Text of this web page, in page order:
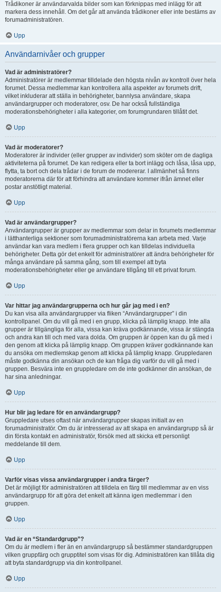
Trådikoner är användarvalda bilder som kan förknippas med inlägg för att
markera dess innehåll. Om det går att använda trådikoner eller inte bestäms av
forumadministratören.
Upp
Användarnivåer och grupper
Vad är administratörer?
Administratörer är medlemmar tilldelade den högsta nivån av kontroll över hela
forumet. Dessa medlemmar kan kontrollera alla aspekter av forumets drift,
vilket inkluderar att ställa in behörigheter, bannlysa användare, skapa
användargrupper och moderatorer, osv. De har också fullständiga
moderationsbehörigheter i alla kategorier, om forumgrundaren tillåtit det.
Upp
Vad är moderatorer?
Moderatorer är individer (eller grupper av individer) som sköter om de dagliga
aktiviteterna på forumet. De kan redigera eller ta bort inlägg och låsa, låsa upp,
flytta, ta bort och dela trådar i de forum de modererar. I allmänhet så finns
moderatorerna där för att förhindra att användare kommer ifrån ämnet eller
postar anstötligt material.
Upp
Vad är användargrupper?
Användargrupper är grupper av medlemmar som delar in forumets medlemmar
i lätthanterliga sektioner som forumadministratörerna kan arbeta med. Varje
användar kan vara medlem i flera grupper och kan tilldelas individuella
behörigheter. Detta gör det enkelt för administratörer att ändra behörigheter för
många användare på samma gång, som till exempel att byta
moderationsbehörigheter eller ge användare tillgång till ett privat forum.
Upp
Var hittar jag användargrupperna och hur går jag med i en?
Du kan visa alla användargrupper via fliken “Användargrupper” i din
kontrollpanel. Om du vill gå med i en grupp, klicka på lämplig knapp. Inte alla
grupper är tillgängliga för alla, vissa kan kräva godkännande, vissa är stängda
och andra kan till och med vara dolda. Om gruppen är öppen kan du gå med i
den genom att klicka på lämplig knapp. Om gruppen kräver godkännande kan
du ansöka om medlemskap genom att klicka på lämplig knapp. Gruppledaren
måste godkänna din ansökan och de kan fråga dig varför du vill gå med i
gruppen. Besvära inte en gruppledare om de inte godkänner din ansökan, de
har sina anledningar.
Upp
Hur blir jag ledare för en användargrupp?
Gruppledare utses oftast när användargrupper skapas initialt av en
forumadministratör. Om du är intresserad av att skapa en användargrupp så är
din första kontakt en administratör, försök med att skicka ett personligt
meddelande till dem.
Upp
Varför visas vissa användargrupper i andra färger?
Det är möjligt för administratören att tilldela en färg till medlemmar av en viss
användargrupp för att göra det enkelt att känna igen medlemmar i den
gruppen.
Upp
Vad är en “Standardgrupp”?
Om du är medlem i fler än en användargrupp så bestämmer standardgruppen
vilken gruppfärg och grupptitel som visas för dig. Administratören kan tillåta dig
att byta standardgrupp via din kontrollpanel.
Upp